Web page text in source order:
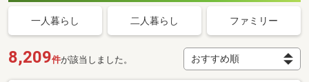
一人暮らし 二人暮らし ファミリー
8,209件が該当しました。